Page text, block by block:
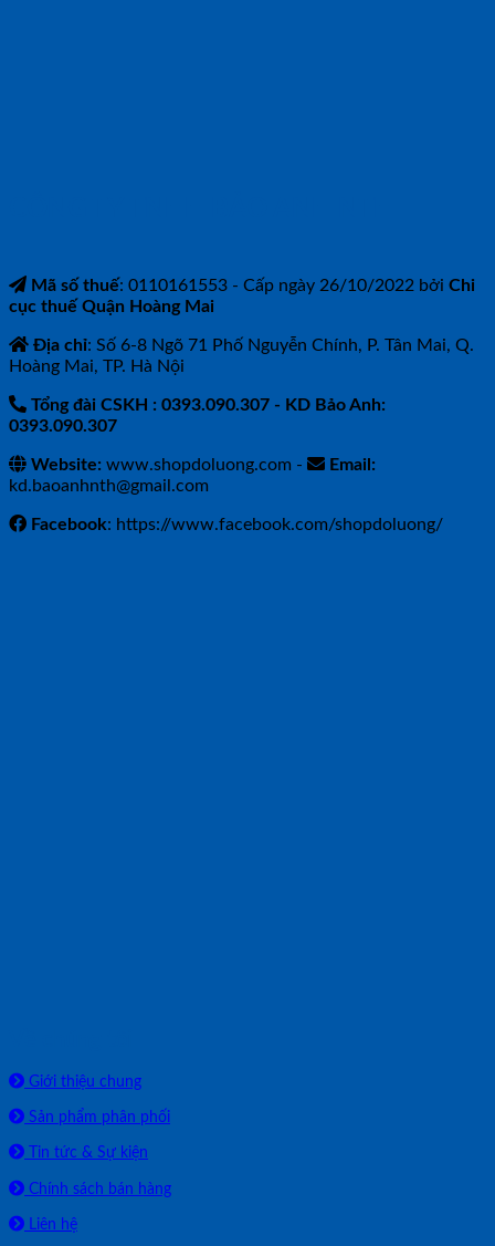
Mã số thuế: 0110161553 - Cấp ngày 26/10/2022 bởi Chi
cục thuế Quận Hoàng Mai
Địa chỉ: Số 6-8 Ngõ 71 Phố Nguyễn Chính, P. Tân Mai, Q.
Hoàng Mai, TP. Hà Nội
Tổng đài CSKH : 0393.090.307 - KD Bảo Anh:
0393.090.307
Website: www.shopdoluong.com -
Email:
kd.baoanhnth@gmail.com
Facebook: https://www.facebook.com/shopdoluong/
Giới thiệu chung
Sản phẩm phân phối
Tin tức & Sự kiện
Chính sách bán hàng
Liên hệ